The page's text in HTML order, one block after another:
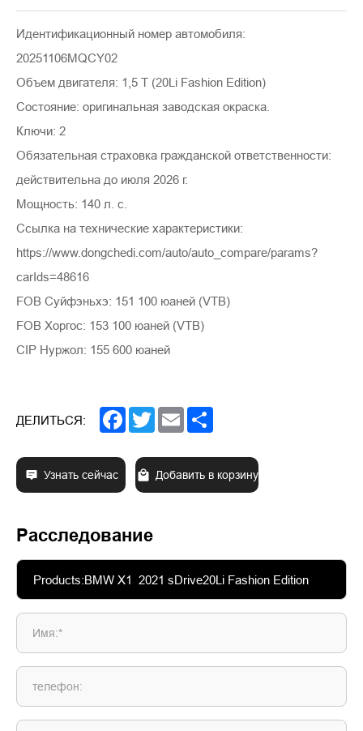
Идентификационный номер автомобиля:
20251106MQCY02
Объем двигателя: 1,5 Т (20Li Fashion Edition)
Состояние: оригинальная заводская окраска.
Ключи: 2
Обязательная страховка гражданской ответственности:
действительна до июля 2026 г.
Мощность: 140 л. с.
Ссылка на технические характеристики:
https://www.dongchedi.com/auto/auto_compare/params?
carIds=48616
FOB Суйфэньхэ: 151 100 юаней (VTB)
FOB Хоргос: 153 100 юаней (VTB)
CIP Нуржол: 155 600 юаней
ДЕЛИТЬСЯ: Facebook
TwitterEmail
Узнать сейчас Добавить в корзину
Расследование
Имя:*
телефон: